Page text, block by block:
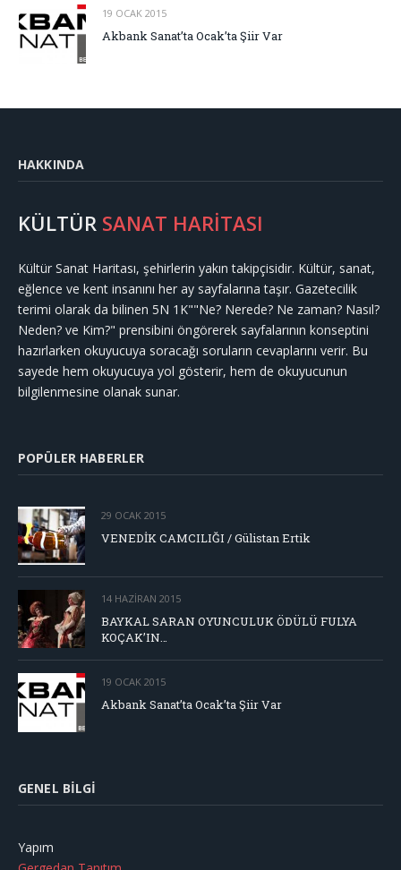
19 OCAK 2015
Akbank Sanat’ta Ocak’ta Şiir Var
HAKKINDA
KÜLTÜR SANAT HARİTASI
Kültür Sanat Haritası, şehirlerin yakın takipçisidir. Kültür, sanat,
eğlence ve kent insanını her ay sayfalarına taşır. Gazetecilik
terimi olarak da bilinen 5N 1K""Ne? Nerede? Ne zaman? Nasıl?
Neden? ve Kim?" prensibini öngörerek sayfalarının konseptini
hazırlarken okuyucuya soracağı soruların cevaplarını verir. Bu
sayede hem okuyucuya yol gösterir, hem de okuyucunun
bilgilenmesine olanak sunar.
POPÜLER HABERLER
29 OCAK 2015
VENEDİK CAMCILIĞI / Gülistan Ertik
14 HAZIRAN 2015
BAYKAL SARAN OYUNCULUK ÖDÜLÜ FULYA
KOÇAK’IN…
19 OCAK 2015
Akbank Sanat’ta Ocak’ta Şiir Var
GENEL BILGI
Yapım